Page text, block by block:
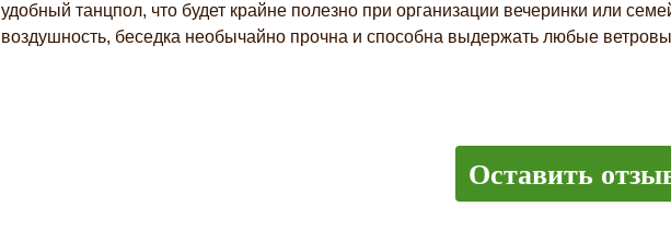
удобный танцпол, что будет крайне полезно при организации вечеринки или
воздушность, беседка необычайно прочна и способна выдержать любые
Оставить